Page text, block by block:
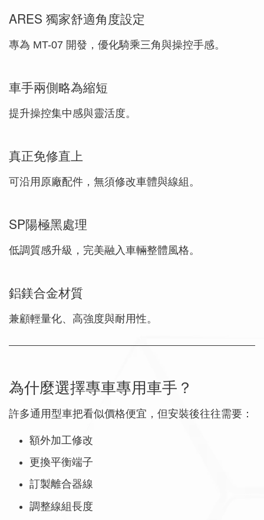
ARES 獨家舒適角度設定
專為 MT-07 開發，優化騎乘三角與操控手感。
車手兩側略為縮短
提升操控集中感與靈活度。
真正免修直上
可沿用原廠配件，無須修改車體與線組。
SP陽極黑處理
低調質感升級，完美融入車輛整體風格。
鋁鎂合金材質
兼顧輕量化、高強度與耐用性。
為什麼選擇專車專用車手？
許多通用型車把看似價格便宜，但安裝後往往需要：
額外加工修改
更換平衡端子
訂製離合器線
調整線組長度